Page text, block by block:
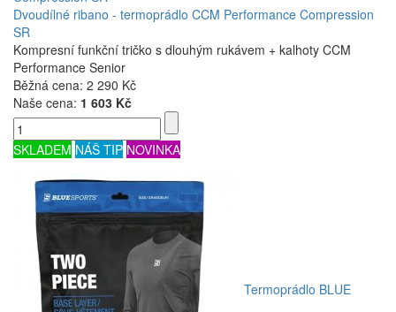
Dvoudílné ribano - termoprádlo CCM Performance Compression
SR
Kompresní funkční tričko s dlouhým rukávem + kalhoty CCM
Performance Senior
Běžná cena: 2 290 Kč
Naše cena: 1 603 Kč
SKLADEM NÁŠ TIP NOVINKA
Termoprádlo BLUE